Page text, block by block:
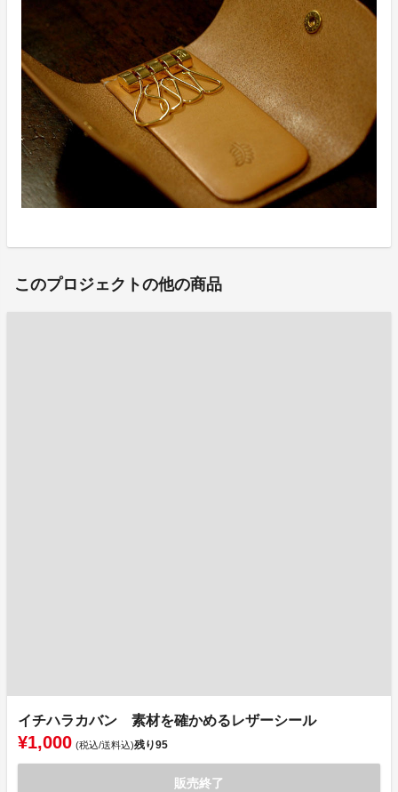
このプロジェクトの他の商品
イチハラカバン 素材を確かめるレザーシール
¥1,000 (税込/送料込)残り95
販売終了